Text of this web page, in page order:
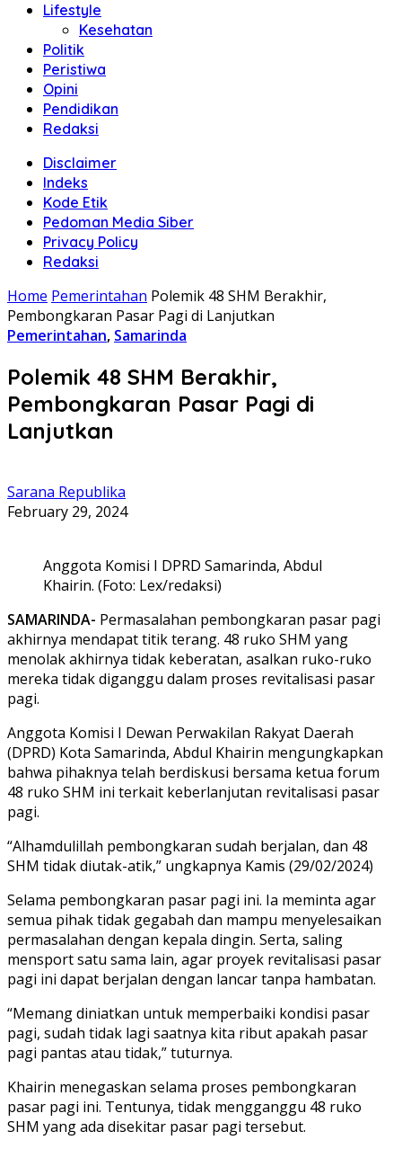
Lifestyle
Kesehatan
Politik
Peristiwa
Opini
Pendidikan
Redaksi
Disclaimer
Indeks
Kode Etik
Pedoman Media Siber
Privacy Policy
Redaksi
Home Pemerintahan Polemik 48 SHM Berakhir,
Pembongkaran Pasar Pagi di Lanjutkan
Pemerintahan, Samarinda
Polemik 48 SHM Berakhir,
Pembongkaran Pasar Pagi di
Lanjutkan
Sarana Republika
February 29, 2024
Anggota Komisi I DPRD Samarinda, Abdul
Khairin. (Foto: Lex/redaksi)
SAMARINDA- Permasalahan pembongkaran pasar pagi
akhirnya mendapat titik terang. 48 ruko SHM yang
menolak akhirnya tidak keberatan, asalkan ruko-ruko
mereka tidak diganggu dalam proses revitalisasi pasar
pagi.
Anggota Komisi I Dewan Perwakilan Rakyat Daerah
(DPRD) Kota Samarinda, Abdul Khairin mengungkapkan
bahwa pihaknya telah berdiskusi bersama ketua forum
48 ruko SHM ini terkait keberlanjutan revitalisasi pasar
pagi.
“Alhamdulillah pembongkaran sudah berjalan, dan 48
SHM tidak diutak-atik,” ungkapnya Kamis (29/02/2024)
Selama pembongkaran pasar pagi ini. Ia meminta agar
semua pihak tidak gegabah dan mampu menyelesaikan
permasalahan dengan kepala dingin. Serta, saling
mensport satu sama lain, agar proyek revitalisasi pasar
pagi ini dapat berjalan dengan lancar tanpa hambatan.
“Memang diniatkan untuk memperbaiki kondisi pasar
pagi, sudah tidak lagi saatnya kita ribut apakah pasar
pagi pantas atau tidak,” tuturnya.
Khairin menegaskan selama proses pembongkaran
pasar pagi ini. Tentunya, tidak mengganggu 48 ruko
SHM yang ada disekitar pasar pagi tersebut.